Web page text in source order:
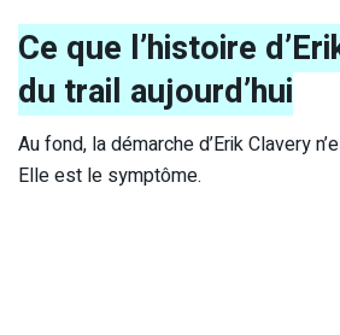
Ce que l’histoire
du trail aujourd’hui
Au fond, la démarche d’Erik Clavery
Elle est le symptôme.